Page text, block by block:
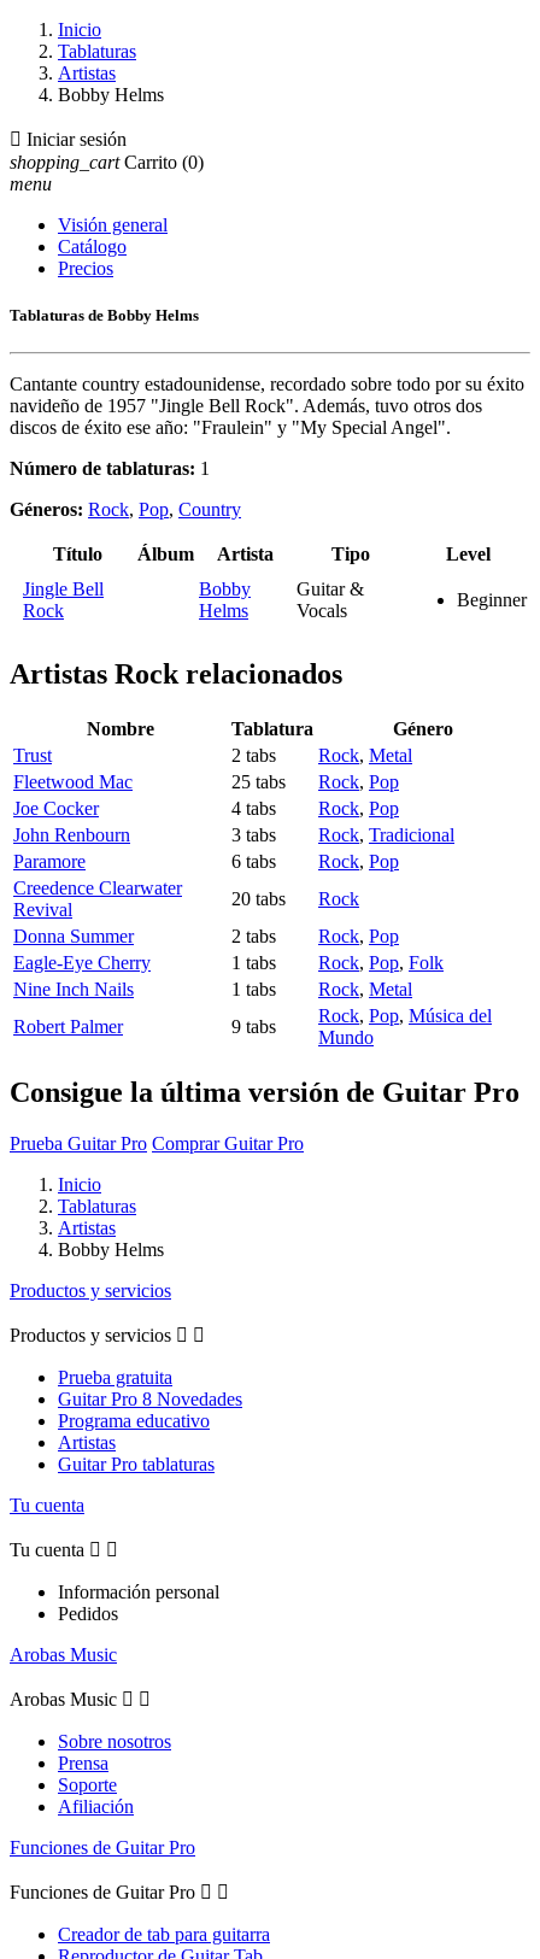
Inicio
Tablaturas
Artistas
Bobby Helms
 Iniciar sesión
shopping_cart Carrito (0)
menu
Visión general
Catálogo
Precios
Tablaturas de Bobby Helms
Cantante country estadounidense, recordado sobre todo por su éxito
navideño de 1957 "Jingle Bell Rock". Además, tuvo otros dos
discos de éxito ese año: "Fraulein" y "My Special Angel".
Número de tablaturas: 1
Géneros: Rock, Pop, Country
Título Álbum Artista Tipo
Level
Jingle Bell
Rock
Bobby
Helms
Guitar &
Vocals
Beginner
Artistas Rockrelacionados
Nombre Tablatura
Género
Trust
2 tabs Rock, Metal
Fleetwood Mac
25 tabs Rock, Pop
Joe Cocker
4 tabs Rock, Pop
John Renbourn
3 tabs Rock, Tradicional
Paramore
6 tabs Rock, Pop
Creedence Clearwater
Revival
20 tabs
Rock
Donna Summer
2 tabs Rock, Pop
Eagle-Eye Cherry
1 tabs Rock, Pop, Folk
Nine Inch Nails
1 tabs Rock, Metal
Robert Palmer
9 tabs
Rock, Pop, Música del
Mundo
Consigue la última versión de Guitar Pro
Prueba Guitar Pro Comprar Guitar Pro
Inicio
Tablaturas
Artistas
Bobby Helms
Productos y servicios
Productos y servicios  
Prueba gratuita
Guitar Pro 8 Novedades
Programa educativo
Artistas
Guitar Pro tablaturas
Tu cuenta
Tu cuenta  
Información personal
Pedidos
Arobas Music
Arobas Music  
Sobre nosotros
Prensa
Soporte
Afiliación
Funciones de Guitar Pro
Funciones de Guitar Pro  
Creador de tab para guitarra